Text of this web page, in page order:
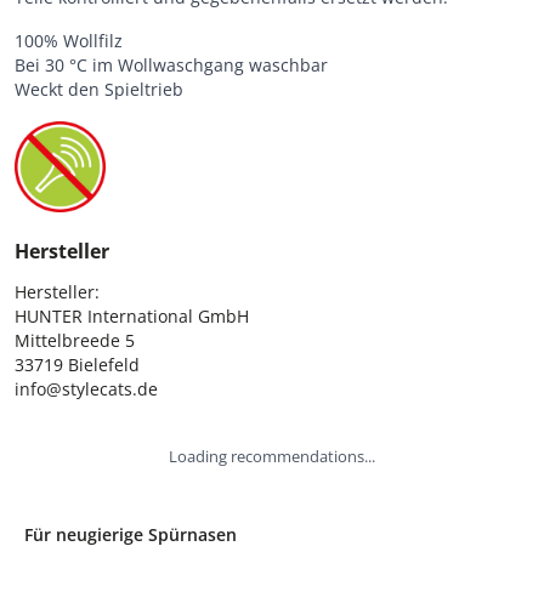
100% Wollfilz
Bei 30 °C im Wollwaschgang waschbar
Weckt den Spieltrieb
Hersteller
Hersteller:
HUNTER International GmbH
Mittelbreede 5
33719 Bielefeld
info@stylecats.de
Loading recommendations...
Für neugierige Spürnasen